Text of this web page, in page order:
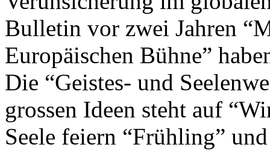
Bulletin vor zwei Jahren
Europäischen Bühne”
Die “Geistes- und
grossen Ideen steht auf
Seele feiern “Frühling”